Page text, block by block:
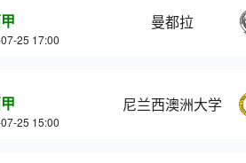
25 17:00
曼都拉
25 15:00
尼兰西澳洲大学